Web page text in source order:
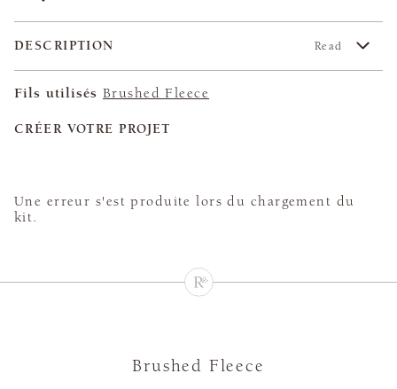
DESCRIPTION Read
Fils utilisés Brushed Fleece
CRÉER VOTRE PROJET
Une erreur s'est produite lors du chargement du
kit.
Brushed Fleece